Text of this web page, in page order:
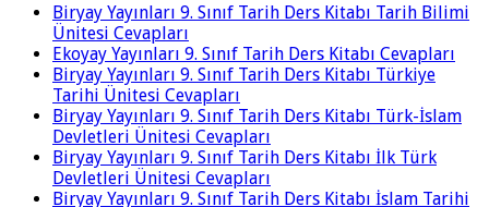
Biryay Yayınları 9. Sınıf Tarih Ders Kitabı Tarih Bilimi
Ünitesi Cevapları
Ekoyay Yayınları 9. Sınıf Tarih Ders Kitabı Cevapları
Biryay Yayınları 9. Sınıf Tarih Ders Kitabı Türkiye
Tarihi Ünitesi Cevapları
Biryay Yayınları 9. Sınıf Tarih Ders Kitabı Türk-İslam
Devletleri Ünitesi Cevapları
Biryay Yayınları 9. Sınıf Tarih Ders Kitabı İlk Türk
Devletleri Ünitesi Cevapları
Biryay Yayınları 9. Sınıf Tarih Ders Kitabı İslam Tarihi